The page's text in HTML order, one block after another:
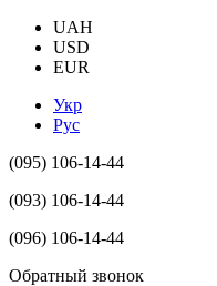
UAH
USD
EUR
Укр
Рус
(095) 106-14-44
(093) 106-14-44
(096) 106-14-44
Обратный звонок